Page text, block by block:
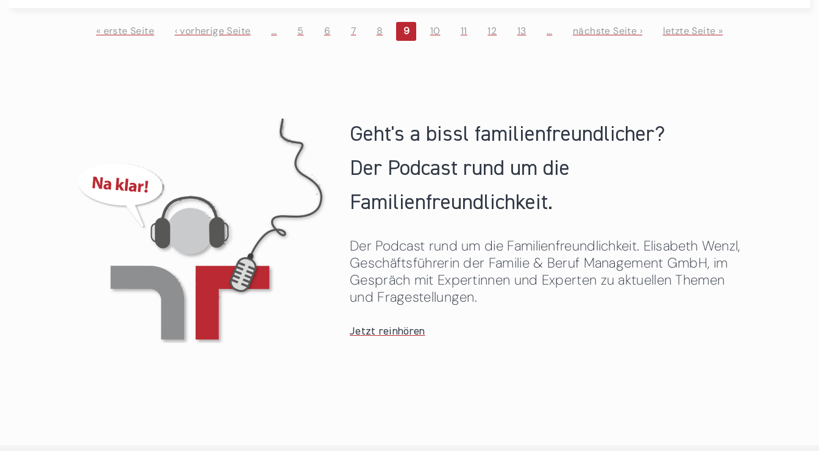
« erste Seite ‹ vorherige Seite … 5 6 7 8 9 10 11 12 13 … nächste Seite › letzte Seite »
Geht's a bissl familienfreundlicher?
Der Podcast rund um die
Familienfreundlichkeit.
Der Podcast rund um die Familienfreundlichkeit. Elisabeth Wenzl,
Geschäftsführerin der Familie & Beruf Management GmbH, im
Gespräch mit Expertinnen und Experten zu aktuellen Themen
und Fragestellungen.
Jetzt reinhören